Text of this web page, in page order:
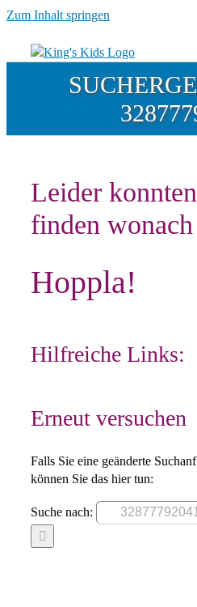
Zum Inhalt springen
Leider
finden
Hoppla!
Hilfreiche Links:
Erneut versuchen
Falls Sie eine geänderte
können Sie das hier tun:
Suche nach: